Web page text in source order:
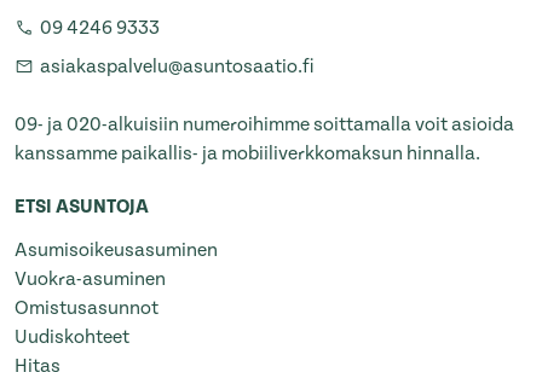
09 4246 9333
asiakaspalvelu@asuntosaatio.fi
09- ja 020-alkuisiin numeroihimme soittamalla voit asioida
kanssamme paikallis- ja mobiiliverkkomaksun hinnalla.
ETSI ASUNTOJA
Asumisoikeusasuminen
Vuokra-asuminen
Omistusasunnot
Uudiskohteet
Hitas